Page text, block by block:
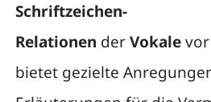
Schriftzeichen-
Relationen derVokalevor
bietet gezielte